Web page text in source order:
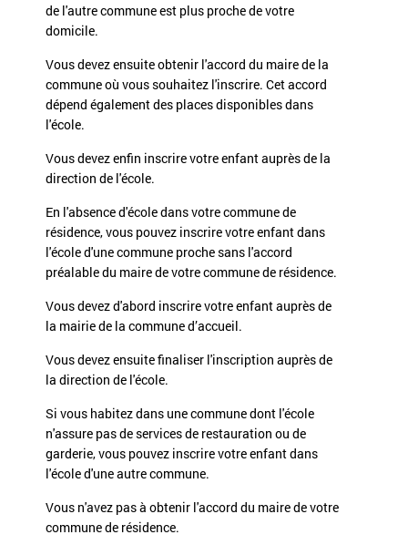
de l'autre commune est plus proche de votre
domicile.
Vous devez ensuite obtenir l'accord du maire de la
commune où vous souhaitez l'inscrire. Cet accord
dépend également des places disponibles dans
l'école.
Vous devez enfin inscrire votre enfant auprès de la
direction de l'école.
En l'absence d'école dans votre commune de
résidence, vous pouvez inscrire votre enfant dans
l'école d'une commune proche sans l'accord
préalable du maire de votre commune de résidence.
Vous devez d'abord inscrire votre enfant auprès de
la mairie de la commune d’accueil.
Vous devez ensuite finaliser l'inscription auprès de
la direction de l'école.
Si vous habitez dans une commune dont l'école
n'assure pas de services de restauration ou de
garderie, vous pouvez inscrire votre enfant dans
l'école d'une autre commune.
Vous n'avez pas à obtenir l'accord du maire de votre
commune de résidence.